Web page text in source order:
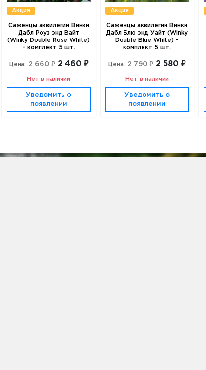
Акция
Саженцы аквилегии Винки
Дабл Роуз энд Вайт
(Winky Double Rose White)
- комплект 5 шт.
Цена: 2 660 ₽ 2 460 ₽
Нет в наличии
Уведомить о
появлении
Акция
Саженцы аквилегии Винки
Дабл Блю энд Уайт (Winky
Double Blue White) -
комплект 5 шт.
Цена: 2 790 ₽ 2 580 ₽
Нет в наличии
Уведомить о
появлении